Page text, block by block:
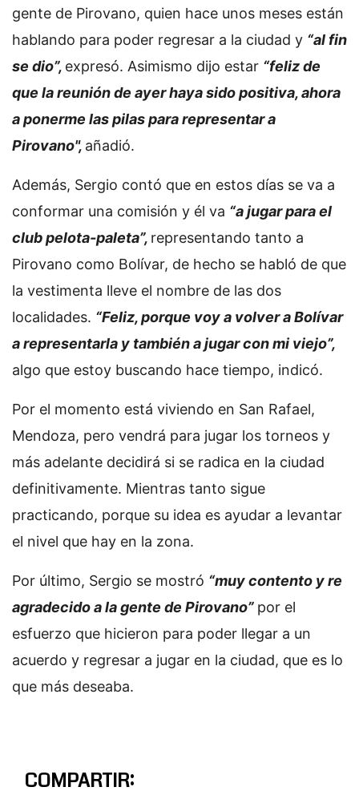
gente de Pirovano, quien hace unos meses están
hablando para poder regresar a la ciudad y “al fin
se dio”, expresó. Asimismo dijo estar “feliz de
que la reunión de ayer haya sido positiva, ahora
a ponerme las pilas para representar a
Pirovano", añadió.
Además, Sergio contó que en estos días se va a
conformar una comisión y él va “a jugar para el
club pelota-paleta”, representando tanto a
Pirovano como Bolívar, de hecho se habló de que
la vestimenta lleve el nombre de las dos
localidades. “Feliz, porque voy a volver a Bolívar
a representarla y también a jugar con mi viejo”,
algo que estoy buscando hace tiempo, indicó.
Por el momento está viviendo en San Rafael,
Mendoza, pero vendrá para jugar los torneos y
más adelante decidirá si se radica en la ciudad
definitivamente. Mientras tanto sigue
practicando, porque su idea es ayudar a levantar
el nivel que hay en la zona.
Por último, Sergio se mostró “muy contento y re
agradecido a la gente de Pirovano” por el
esfuerzo que hicieron para poder llegar a un
acuerdo y regresar a jugar en la ciudad, que es lo
que más deseaba.
COMPARTIR: